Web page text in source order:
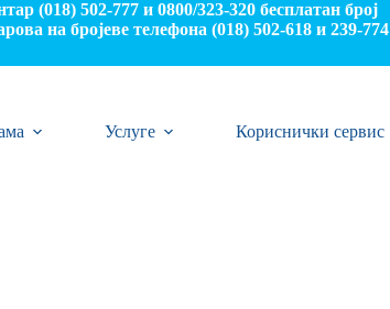
(018) 502-777 и 0800/323-320 бесплатан број
на бројеве телефона (018) 502-618 и 239-774
Услуге Кориснички сервис